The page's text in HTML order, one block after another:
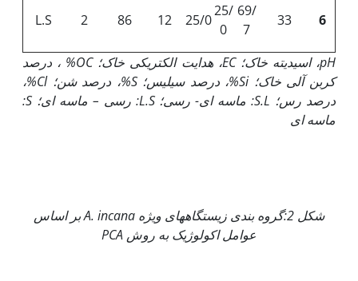
6
33
69/
7
25/
0
25/0
12
86
2
L.S
pH، اسیدیته خاک؛EC، هدایت الکتریکی خاک؛OC%
، درصد
کربن آلی خاک؛ Si% ، درصد سیلیس؛S% ، درصد شن؛Cl%
،
درصد رس؛ S.L: ماسه ای- رسی؛L.S: رسی – ماسه ای؛ S
:
ماسه ای
شکل 2: گروه بندی زیستگاه­های ویژه A. incanaبر اساس
عوامل اکولوژیک به روش PCA